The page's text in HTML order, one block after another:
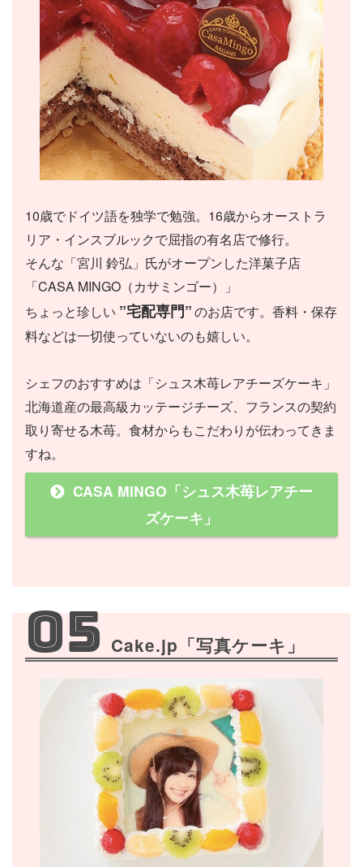
10歳でドイツ語を独学で勉強。16歳からオーストラ
リア・インスブルックで屈指の有名店で修行。
そんな「宮川 鈴弘」氏がオープンした洋菓子店
「CASA MINGO（カサミンゴー）」
ちょっと珍しい ”宅配専門”のお店です。香料・保存
料などは一切使っていないのも嬉しい。
シェフのおすすめは「シュス木苺レアチーズケーキ」
北海道産の最高級カッテージチーズ、フランスの契約
取り寄せる木苺。食材からもこだわりが伝わってきま
すね。
CASA MINGO「シュス木苺レアチー
ズケーキ」
05 Cake.jp「写真ケーキ」